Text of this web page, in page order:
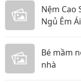
Nệm Cao
Ngủ Êm
Bé mầm
nhà